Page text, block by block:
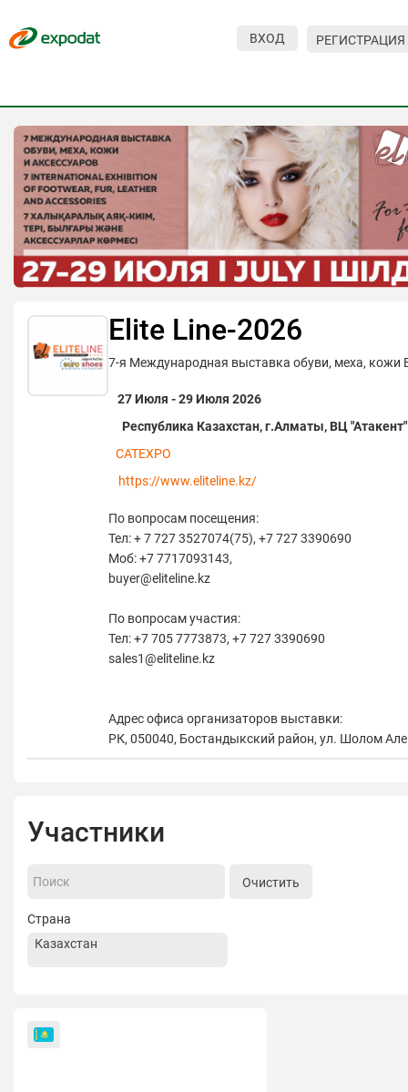
ВХОД РЕГИСТРАЦИЯ
Elite Line-2026
7-я Международная выставка обуви, меха, кожи
27 Июля - 29 Июля 2026
Республика Казахстан, г.Алматы, ВЦ
CATEXPO
https://www.eliteline.kz/
По вопросам посещения:
Тел: + 7 727 3527074(75), +7 727 3390690
Моб: +7 7717093143,
buyer@eliteline.kz
По вопросам участия:
Тел: +7 705 7773873, +7 727 3390690
sales1@eliteline.kz
Адрес офиса организаторов выставки:
РК, 050040, Бостандыкский район, ул. Шолом
Участники
Очистить
Страна
О сервисе
Организациям
Контакты
Организаторам
Посетителям